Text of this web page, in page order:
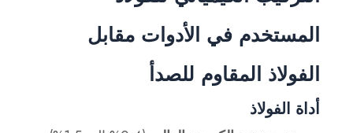
المستخدم في الأدوات مقابل
الفولاذ المقاوم للصدأ
أداة الفولاذ